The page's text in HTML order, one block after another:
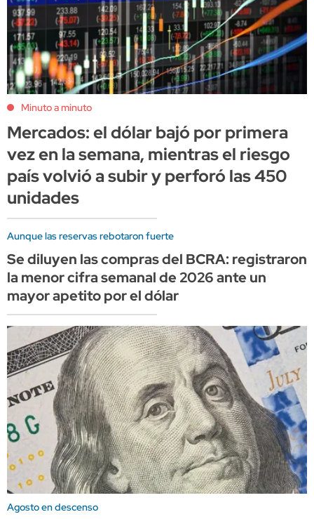
Minuto a minuto
Mercados: el dólar bajó por primera
vez en la semana, mientras el riesgo
país volvió a subir y perforó las 450
unidades
Aunque las reservas rebotaron fuerte
Se diluyen las compras del BCRA: registraron
la menor cifra semanal de 2026 ante un
mayor apetito por el dólar
Agosto en descenso